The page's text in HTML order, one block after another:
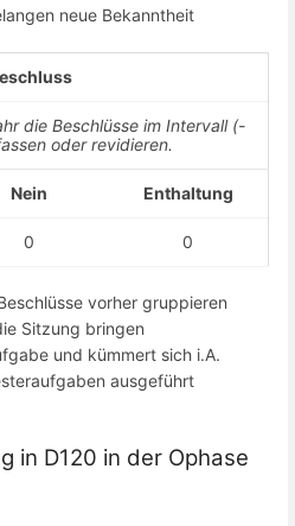
neue Bekanntheit
die Beschlüsse im Intervall (-
oder revidieren.
Nein Enthaltung
0 0
vorher gruppieren
Sitzung bringen
und kümmert sich i.A.
ausgeführt
in D120 in der Ophase